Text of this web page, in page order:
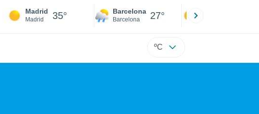
Madrid
Madrid 35° Barcelona
Barcelona 27°
ºC